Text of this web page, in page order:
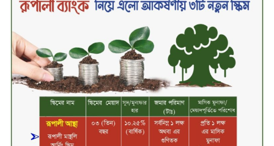
এবং শক্তিশালী গরিলা গ্লাস ৭আই সুরক্ষা
নিয়ে শাওমি উন্মোচন করল নতুন রেডমি
২০২৫-২৬ অর্থবছরে এনবিআরের রাজস্ব
আদায় ৪.১৫ লাখ কোটি টাকা
সপ্তাহের তৃতীয় কার্যদিবসে লেনদেনের
শীর্ষে একমি পেস্টিসাইড